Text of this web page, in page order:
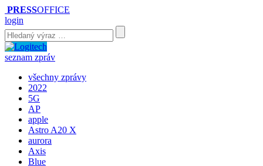
PRESSOFFICE
login
seznam zpráv
všechny zprávy
2022
5G
AP
apple
Astro A20 X
aurora
Axis
Blue